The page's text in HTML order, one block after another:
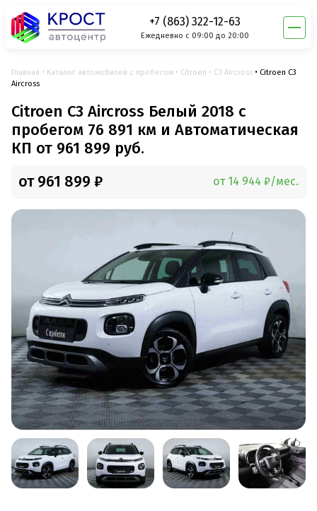
+7 (863) 322-12-63
Ежедневно с 09:00 до 20:00
Главная Каталог автомобилей с пробегом Citroen C3 Aircross
Citroen C3
Aircross
Citroen C3 Aircross Белый 2018 с
пробегом 76 891 км и Автоматическая
КП от 961 899 руб.
от 961 899 ₽ от 14 944 ₽/мес.